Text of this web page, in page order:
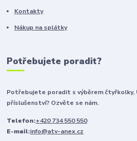
Kontakty
Nákup na splátky
Potřebujete poradit?
Potřebujete poradit s výběrem čtyřkolky,
příslušenství? Ozvěte se nám.
Telefon:+420 734 550 550
E-mail:info@atv-anex.cz